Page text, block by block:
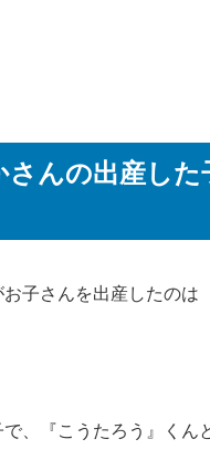
さんの出産した
子さんを出産したのは
、『こうたろう』くん